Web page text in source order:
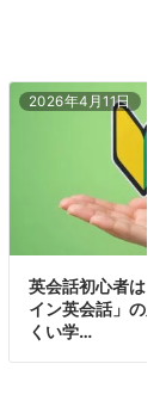
2026年4月11日
英会話初心者は
イン英会話」の
くい学…